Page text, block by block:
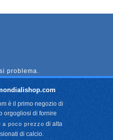
problema.
è il primo negozio di
orgogliosi di fornire
a poco prezzo di alta
di calcio.